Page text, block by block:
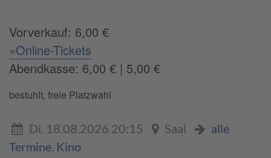
Vorverkauf: 6,00 €
»Online-Tickets
Abendkasse: 6,00 € | 5,00 €
bestuhlt, freie Platzwahl
Di. 18.08.2026 20:15 Saal
alle
Termine, Kino